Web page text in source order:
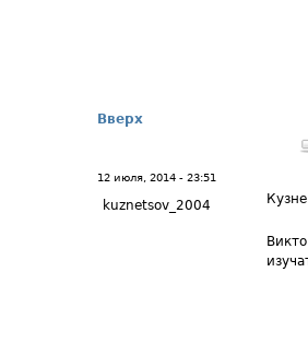
Вверх
12 июля, 2014 - 23:51
kuznetsov_2004